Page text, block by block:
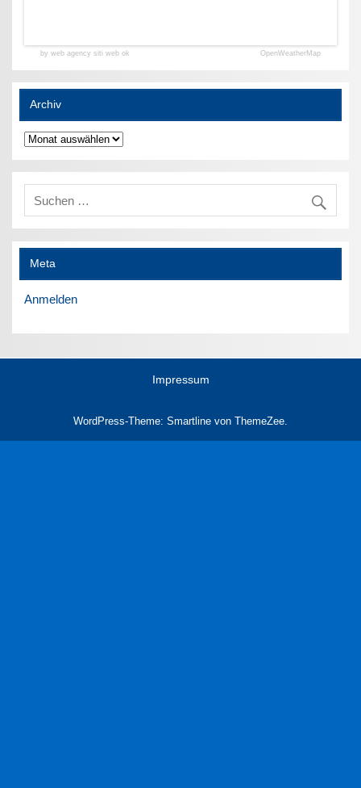
by web agency siti web ok OpenWeatherMap
Archiv
Archiv
Meta
Anmelden
Impressum
WordPress-Theme: Smartline von ThemeZee.